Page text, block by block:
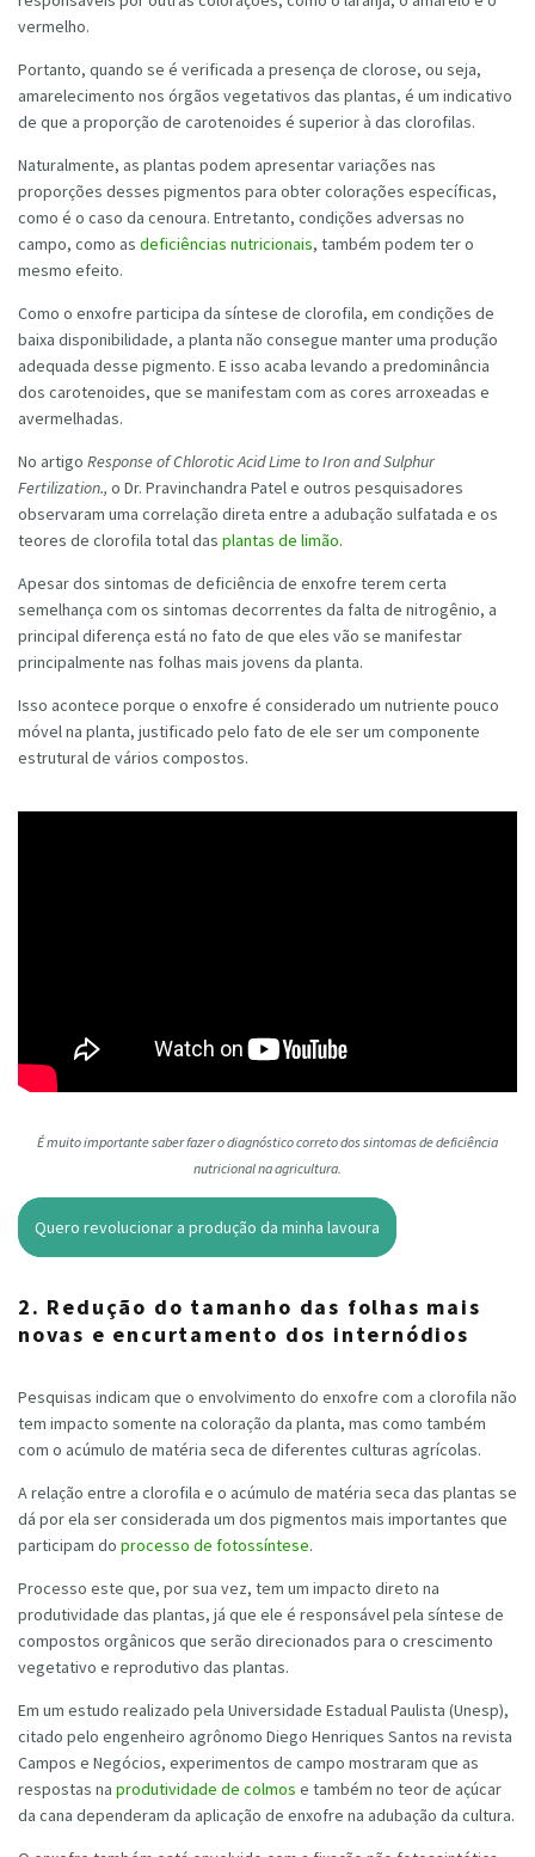
vermelho.
Portanto, quando se é verificada a presença de clorose, ou seja,
amarelecimento nos órgãos vegetativos das plantas, é um indicativo
de que a proporção de carotenoides é superior à das clorofilas.
Naturalmente, as plantas podem apresentar variações nas
proporções desses pigmentos para obter colorações específicas,
como é o caso da cenoura. Entretanto, condições adversas no
campo, como as deficiências nutricionais, também podem ter o
mesmo efeito.
Como o enxofre participa da síntese de clorofila, em condições de
baixa disponibilidade, a planta não consegue manter uma produção
adequada desse pigmento. E isso acaba levando a predominância
dos carotenoides, que se manifestam com as cores arroxeadas e
avermelhadas.
No artigo Response of Chlorotic Acid Lime to Iron and Sulphur
Fertilization., o Dr. Pravinchandra Patel e outros pesquisadores
observaram uma correlação direta entre a adubação sulfatada e os
teores de clorofila total das plantas de limão.
Apesar dos sintomas de deficiência de enxofre terem certa
semelhança com os sintomas decorrentes da falta de nitrogênio, a
principal diferença está no fato de que eles vão se manifestar
principalmente nas folhas mais jovens da planta.
Isso acontece porque o enxofre é considerado um nutriente pouco
móvel na planta, justificado pelo fato de ele ser um componente
estrutural de vários compostos.
É muito importante saber fazer o diagnóstico correto dos sintomas de deficiência
nutricional na agricultura.
Quero revolucionar a produção da minha lavoura
2. Redução do tamanho das folhas mais
novas e encurtamento dos internódios
Pesquisas indicam que o envolvimento do enxofre com a clorofila não
tem impacto somente na coloração da planta, mas como também
com o acúmulo de matéria seca de diferentes culturas agrícolas.
A relação entre a clorofila e o acúmulo de matéria seca das plantas se
dá por ela ser considerada um dos pigmentos mais importantes que
participam do processo de fotossíntese.
Processo este que, por sua vez, tem um impacto direto na
produtividade das plantas, já que ele é responsável pela síntese de
compostos orgânicos que serão direcionados para o crescimento
vegetativo e reprodutivo das plantas.
Em um estudo realizado pela Universidade Estadual Paulista (Unesp),
citado pelo engenheiro agrônomo Diego Henriques Santos na revista
Campos e Negócios, experimentos de campo mostraram que as
respostas na produtividade de colmos e também no teor de açúcar
da cana dependeram da aplicação de enxofre na adubação da cultura.